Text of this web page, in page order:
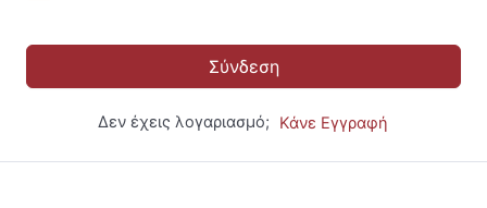
Σύνδεση
Δεν έχεις λογαριασμό; Κάνε Εγγραφή